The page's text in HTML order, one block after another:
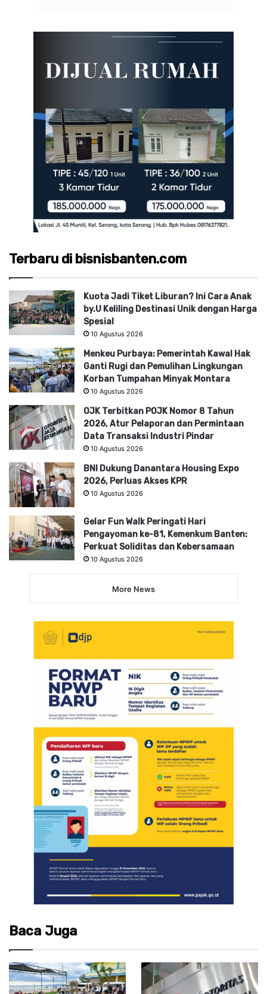
Terbaru di bisnisbanten.com
Kuota Jadi Tiket Liburan? Ini Cara Anak
by.U Keliling Destinasi Unik dengan Harga
Spesial
10 Agustus 2026
Menkeu Purbaya: Pemerintah Kawal Hak
Ganti Rugi dan Pemulihan Lingkungan
Korban Tumpahan Minyak Montara
10 Agustus 2026
OJK Terbitkan POJK Nomor 8 Tahun
2026, Atur Pelaporan dan Permintaan
Data Transaksi Industri Pindar
10 Agustus 2026
BNI Dukung Danantara Housing Expo
2026, Perluas Akses KPR
10 Agustus 2026
Gelar Fun Walk Peringati Hari
Pengayoman ke-81, Kemenkum Banten:
Perkuat Soliditas dan Kebersamaan
10 Agustus 2026
More News
Baca Juga